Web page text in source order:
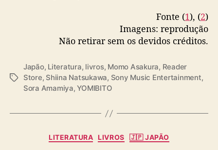
o
k
Fonte (1), (2)
Imagens: reprodução
Não retirar sem os devidos créditos.
T
Japão, Literatura, livros, Momo Asakura, Reader
Store, Shiina Natsukawa, Sony Music Entertainment,
Sora Amamiya,YOMIBITO
C
LITERATURA LIVROS 🇯🇵 JAPÃO